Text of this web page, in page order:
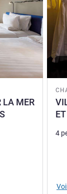
LA MER
4